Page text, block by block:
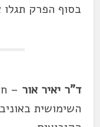
בסוף הפרק תגלו
ד"ר יאיר אור